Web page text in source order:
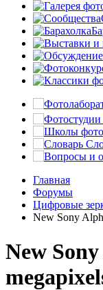
Главная
Форумы
Цифровые
New Sony
New